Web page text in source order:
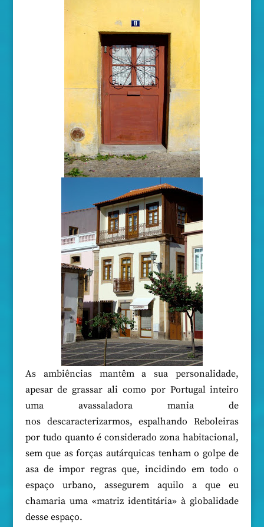
As ambiências mantêm a sua personalidade,
apesar de grassar ali como por Portugal inteiro
uma avassaladora mania de
nos descaracterizarmos, espalhando Reboleiras
por tudo quanto é considerado zona habitacional,
sem que as forças autárquicas tenham o golpe de
asa de impor regras que, incidindo em todo o
espaço urbano, assegurem aquilo a que eu
chamaria uma «matriz identitária» à globalidade
desse espaço.